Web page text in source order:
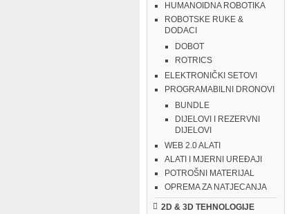
HUMANOIDNA ROBOTIKA
ROBOTSKE RUKE &
DODACI
DOBOT
ROTRICS
ELEKTRONIČKI SETOVI
PROGRAMABILNI DRONOVI
BUNDLE
DIJELOVI I REZERVNI
DIJELOVI
WEB 2.0 ALATI
ALATI I MJERNI UREĐAJI
POTROŠNI MATERIJAL
OPREMA ZA NATJECANJA
2D & 3D TEHNOLOGIJE